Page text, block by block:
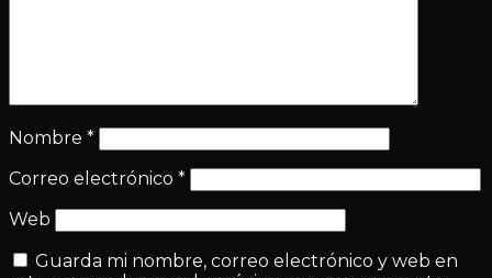
Nombre *
Correo electrónico *
Web
Guarda mi nombre, correo electrónico y web en